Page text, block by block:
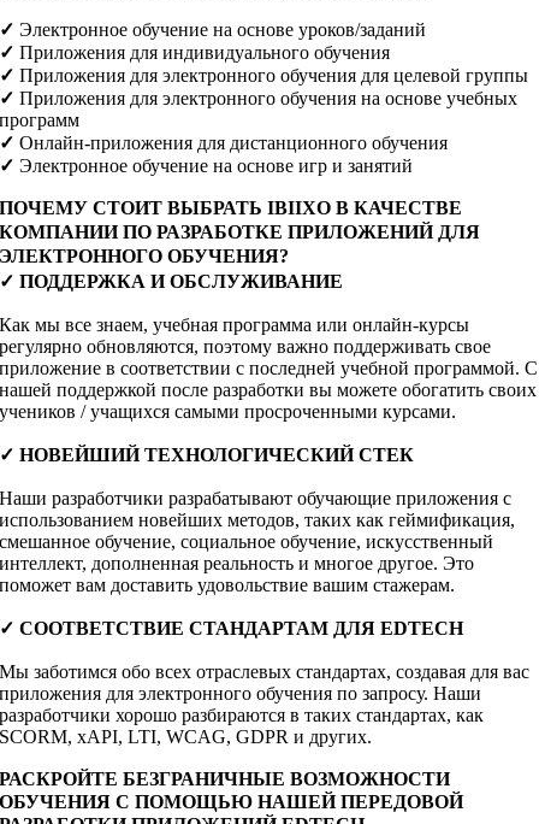
✓ Электронное обучение на основе уроков/заданий
✓ Приложения для индивидуального обучения
✓ Приложения для электронного обучения для целевой группы
✓ Приложения для электронного обучения на основе учебных
программ
✓ Онлайн-приложения для дистанционного обучения
✓ Электронное обучение на основе игр и занятий
ПОЧЕМУ СТОИТ ВЫБРАТЬ IBIIXO В КАЧЕСТВЕ
КОМПАНИИ ПО РАЗРАБОТКЕ ПРИЛОЖЕНИЙ ДЛЯ
ЭЛЕКТРОННОГО ОБУЧЕНИЯ?
✓ ПОДДЕРЖКА И ОБСЛУЖИВАНИЕ
Как мы все знаем, учебная программа или онлайн-курсы
регулярно обновляются, поэтому важно поддерживать свое
приложение в соответствии с последней учебной программой. С
нашей поддержкой после разработки вы можете обогатить своих
учеников / учащихся самыми просроченными курсами.
✓ НОВЕЙШИЙ ТЕХНОЛОГИЧЕСКИЙ СТЕК
Наши разработчики разрабатывают обучающие приложения с
использованием новейших методов, таких как геймификация,
смешанное обучение, социальное обучение, искусственный
интеллект, дополненная реальность и многое другое. Это
поможет вам доставить удовольствие вашим стажерам.
✓ СООТВЕТСТВИЕ СТАНДАРТАМ ДЛЯ EDTECH
Мы заботимся обо всех отраслевых стандартах, создавая для вас
приложения для электронного обучения по запросу. Наши
разработчики хорошо разбираются в таких стандартах, как
SCORM, xAPI, LTI, WCAG, GDPR и других.
РАСКРОЙТЕ БЕЗГРАНИЧНЫЕ ВОЗМОЖНОСТИ
ОБУЧЕНИЯ С ПОМОЩЬЮ НАШЕЙ ПЕРЕДОВОЙ